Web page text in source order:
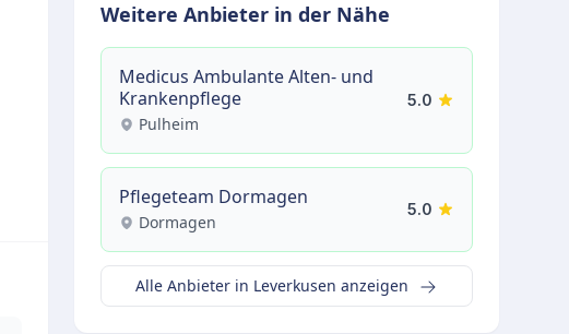
Weitere Anbieter in der Nähe
Medicus Ambulante Alten- und
Krankenpflege
Pulheim
5.0
Pflegeteam Dormagen
Dormagen
5.0
Alle Anbieter in Leverkusen anzeigen